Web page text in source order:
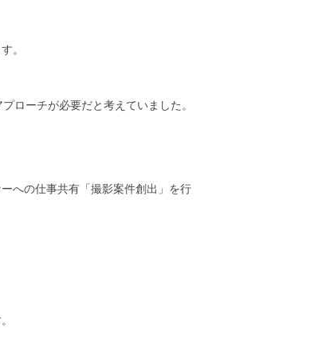
。
ローチが必要だと考えていました。
への仕事共有「撮影案件創出」を行